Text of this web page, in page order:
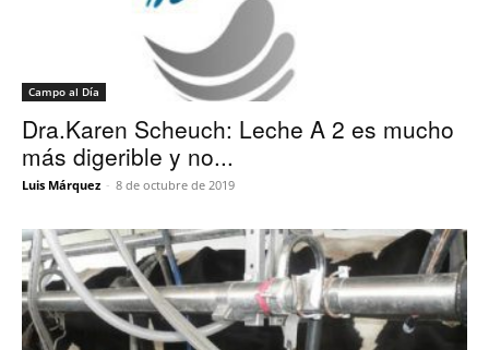
Campo al Día
Dra.Karen Scheuch: Leche A 2 es mucho
más digerible y no...
Luis Márquez - 8 de octubre de 2019